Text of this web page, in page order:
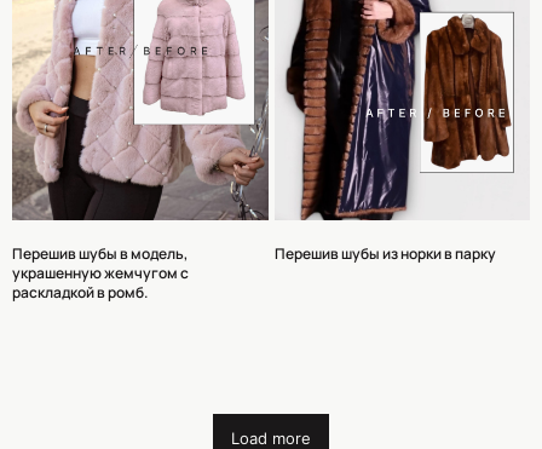
Перешив шубы в модель,
украшенную жемчугом с
раскладкой в ромб.
Перешив шубы из норки в парку
Load more